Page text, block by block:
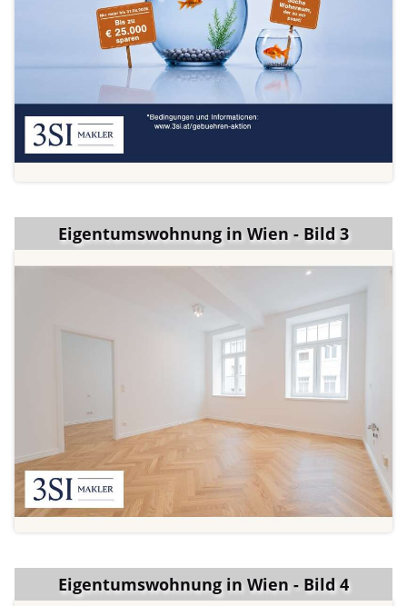
Eigentumswohnung in Wien - Bild 3
Eigentumswohnung in Wien - Bild 4